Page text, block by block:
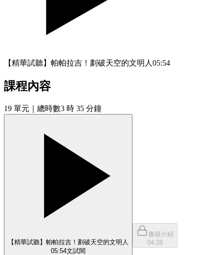
【精華試聽】帕帕拉吉！劃破天空的文明人 05:54
課程內容
19 單元 ｜總時數3 時 35 分鐘
【精華試聽】帕帕拉吉！劃破天空的文明人
05:54文試閱
書籍介紹
04:28